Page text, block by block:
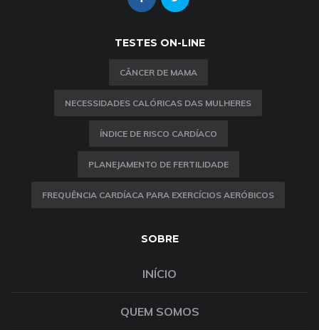
TESTES ON-LINE
CÂNCER DE MAMA
NECESSIDADES CALÓRICAS DAS MULHERES
ÍNDICE DE RISCO CARDÍACO
PLANEJAMENTO DE FERTILIDADE
FREQUÊNCIA CARDÍACA PARA EXERCÍCIOS AERÓBICOS
SOBRE
INÍCIO
QUEM SOMOS